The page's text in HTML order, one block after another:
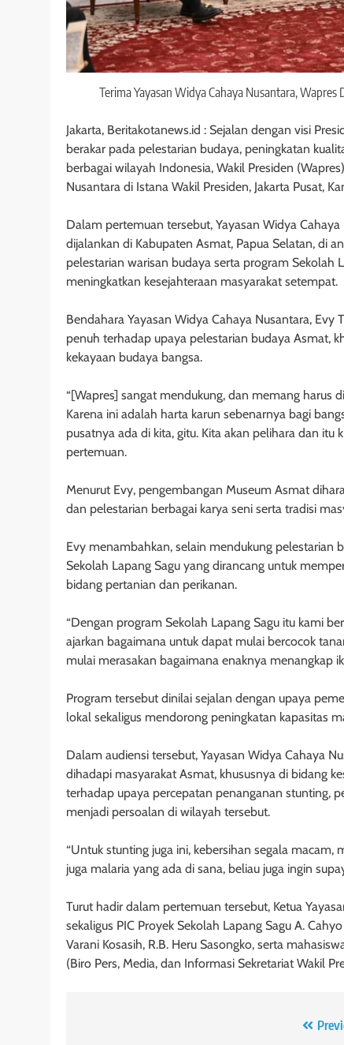
Terima Yayasan Widya Cahaya Nusantara,
Jakarta, Beritakotanews.id : Sejalan dengan visi
berakar pada pelestarian budaya, peningkatan
berbagai wilayah Indonesia, Wakil Presiden
Nusantara di Istana Wakil Presiden, Jakarta Pusat,
Dalam pertemuan tersebut, Yayasan Widya
dijalankan di Kabupaten Asmat, Papua Selatan, di
pelestarian warisan budaya serta program Sekolah
meningkatkan kesejahteraan masyarakat setempat.
Bendahara Yayasan Widya Cahaya Nusantara,
penuh terhadap upaya pelestarian budaya Asmat,
kekayaan budaya bangsa.
“[Wapres] sangat mendukung, dan memang harus
Karena ini adalah harta karun sebenarnya bagi
pusatnya ada di kita, gitu. Kita akan pelihara dan itu
pertemuan.
Menurut Evy, pengembangan Museum Asmat
dan pelestarian berbagai karya seni serta tradisi
Evy menambahkan, selain mendukung pelestarian
Sekolah Lapang Sagu yang dirancang untuk
bidang pertanian dan perikanan.
“Dengan program Sekolah Lapang Sagu itu kami
ajarkan bagaimana untuk dapat mulai bercocok
mulai merasakan bagaimana enaknya menangkap
Program tersebut dinilai sejalan dengan upaya
lokal sekaligus mendorong peningkatan kapasitas
Dalam audiensi tersebut, Yayasan Widya Cahaya
dihadapi masyarakat Asmat, khususnya di bidang
terhadap upaya percepatan penanganan stunting,
menjadi persoalan di wilayah tersebut.
“Untuk stunting juga ini, kebersihan segala macam,
juga malaria yang ada di sana, beliau juga ingin
Turut hadir dalam pertemuan tersebut, Ketua
sekaligus PIC Proyek Sekolah Lapang Sagu A.
Varani Kosasih, R.B. Heru Sasongko, serta
(Biro Pers, Media, dan Informasi Sekretariat Wakil